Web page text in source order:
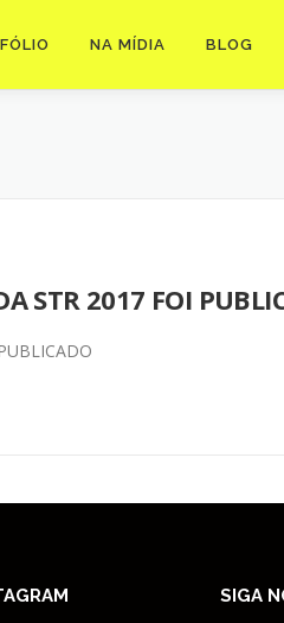
NA MÍDIA BLOG
STR 2017 FOI
SIGA